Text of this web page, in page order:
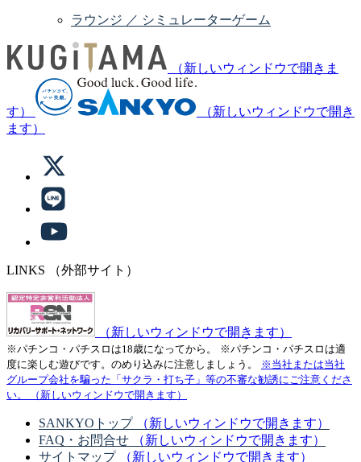
ラウンジ ／ シミュレーターゲーム
（新しいウィンドウで開きま
す）
（新しいウィンドウで開き
ます）
LINKS （外部サイト）
（新しいウィンドウで開きます）
※パチンコ・パチスロは18歳になってから。
※パチンコ・パチスロは適
度に楽しむ遊びです。のめり込みに注意しましょう。
※当社または当社
グループ会社を騙った「サクラ・打ち子」等の不審な勧誘にご注意くださ
い。
（新しいウィンドウで開きます）
SANKYOトップ
（新しいウィンドウで開きます）
FAQ・お問合せ
（新しいウィンドウで開きます）
サイトマップ
（新しいウィンドウで開きます）